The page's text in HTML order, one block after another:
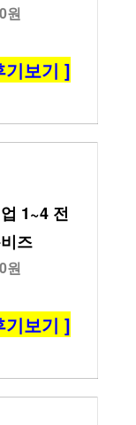
원
기보기 ]
1~4 전
즈
원
기보기 ]